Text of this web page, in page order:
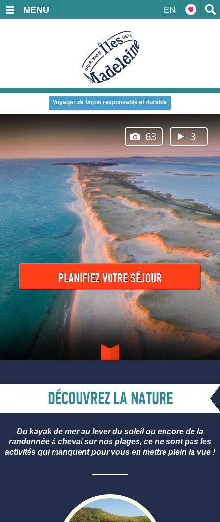
EN
MENU
Voyager de façon responsable et durable
63 3
PLANIFIEZ VOTRE SÉJOUR
DÉCOUVREZ LA NATURE
Du kayak de mer au lever du soleil ou encore de la
randonnée à cheval sur nos plages, ce ne sont pas les
activités qui manquent pour vous en mettre plein la vue !